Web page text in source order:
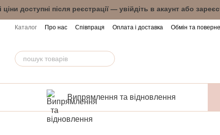
Перейти до основного контенту
ціни доступні після реєстрації — увійдіть
Каталог Про нас Співпраця Оплата і доставка Обмін та
Випрямлення та відновлення